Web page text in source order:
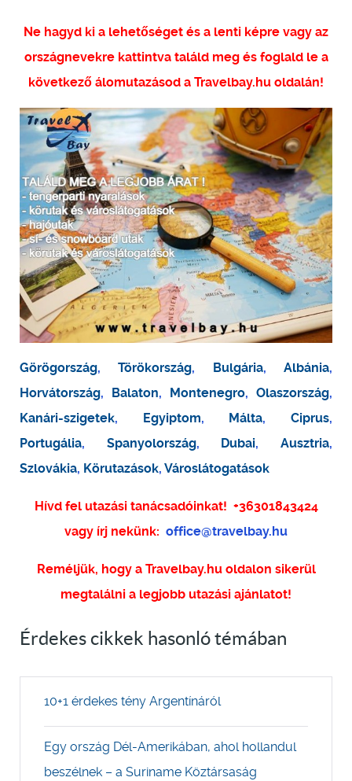
Ne hagyd ki a lehetőséget és a lenti képre vagy az
országnevekre kattintva találd meg és foglald le a
következő álomutazásod a Travelbay.hu oldalán!
Görögország,Törökország, Bulgária,Albánia,
Horvátország, Balaton, Montenegro, Olaszország,
Kanári-szigetek, Egyiptom, Málta,Ciprus,
Portugália, Spanyolország, Dubai,Ausztria,
Szlovákia, Körutazások, Városlátogatások
Hívd fel utazási tanácsadóinkat! +36301843424
vagy írj nekünk: office@travelbay.hu
Reméljük, hogy a Travelbay.hu oldalon sikerül
megtalálni a legjobb utazási ajánlatot!
Érdekes cikkek hasonló témában
10+1 érdekes tény Argentínáról
Egy ország Dél-Amerikában, ahol hollandul
beszélnek – a Suriname Köztársaság